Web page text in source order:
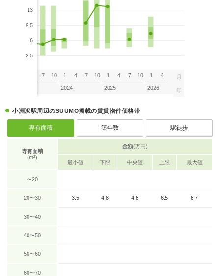
13
9.5
6
2.5
7 10 1 4 7 10
2024
1 4 7 10
2025
1 4
2026
月
年
小淵沢駅周辺のSUUMO掲載の賃貸物件価格帯
専有面積 築年数 駅徒歩
専有面積
(m²)
金額(万円)
最小値 下限 中央値 上限 最大値
〜20
20〜30 3.5 4.8 4.8 6.5 8.7
30〜40
40〜50
50〜60
60〜70